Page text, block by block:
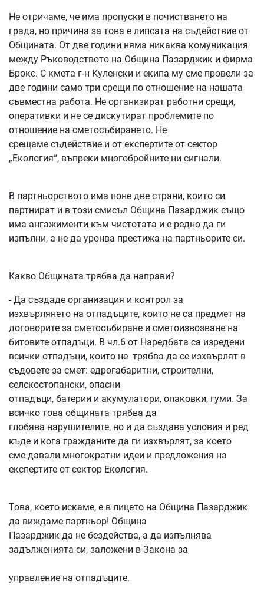
Не отричаме, че има пропуски в почистването на
града, но причина за това е липсата на съдействие от
Общината. От две години няма никаква комуникация
между Ръководството на Община Пазарджик и фирма
Брокс. С кмета г-н Куленски и екипа му сме провели за
две години само три срещи по отношение на нашата
съвместна работа. Не организират работни срещи,
оперативки и не се дискутират проблемите по
отношение на сметосъбирането. Не
срещаме съдействие и от експертите от сектор
„Екология“, въпреки многобройните ни сигнали.
В партньорството има поне две страни, които си
партнират и в този смисъл Община Пазарджик също
има ангажименти към чистотата и е редно да ги
изпълни, а не да уронва престижа на партньорите си.
Какво Общината трябва да направи?
- Да създаде организация и контрол за
изхвърлянето на отпадъците, които не са предмет на
договорите за сметосъбиране и сметоизвозване на
битовите отпадъци. В чл.6 от Наредбата са изредени
всички отпадъци, които не трябва да се изхвърлят в
съдовете за смет: едрогабаритни, строителни,
селскостопански, опасни
отпадъци, батерии и акумулатори, опаковки, гуми. За
всичко това общината трябва да
глобява нарушителите, но и да създава условия и ред
къде и кога гражданите да ги изхвърлят, за което
сме давали многократни идеи и предложения на
експертите от сектор Екология.
Това, което искаме, е в лицето на Община Пазарджик
да виждаме партньор! Община
Пазарджик да не бездейства, а да изпълнява
задълженията си, заложени в Закона за
управление на отпадъците.